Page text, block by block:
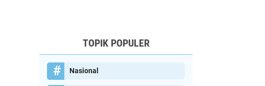
TOPIK POPULER
Nasional